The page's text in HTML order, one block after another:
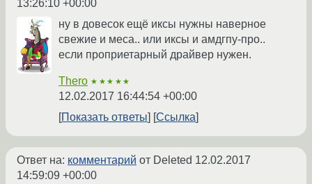
13:26:10 +00:00
ну в довесок ещё иксы нужны наверное
свежие и меса.. или иксы и амдгпу-про..
если проприетарный драйвер нужен.
Thero ★★★★★
12.02.2017 16:44:54 +00:00
Показать ответы
Ссылка
Ответ на: комментарий от Deleted 12.02.2017
14:59:09 +00:00